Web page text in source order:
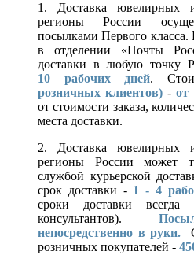
1. Доставка ювелирных
регионы России
посылками Первого класса.
в отделении «Почты
доставки в любую точку
10 рабочих дней.
розничных клиентов)- от
от стоимости заказа,
места доставки.
2. Доставка ювелирных
регионы России может
службой курьерской
срок доставки - 1 - 4
сроки доставки
консультантов).
непосредственно в руки.
розничных покупателей -